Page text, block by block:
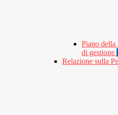
Piano della
di gestione
Relazione sulla